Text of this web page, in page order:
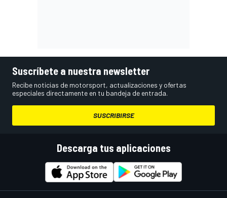
Suscríbete a nuestra newsletter
Recibe noticias de motorsport, actualizaciones y ofertas
especiales directamente en tu bandeja de entrada.
SUSCRIBIRSE
Descarga tus aplicaciones